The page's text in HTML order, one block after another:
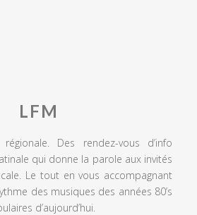
LFM
régionale. Des rendez-vous d’info
qui donne la parole aux invités
Le tout en vous accompagnant
des musiques des années 80’s
d’aujourd’hui.